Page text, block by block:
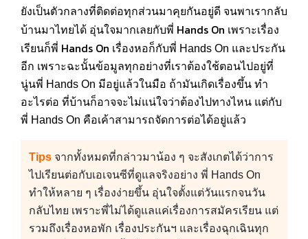
ยังเป็นตัวกลางที่ติดต่อทุกส่วนมาคุยกันอยู่ดี จนพาเรากลับ
บ้านมาไทยได้ อุ่นใจมากเลยกับพี่ Hands On เพราะเรื่อง
เรียนก็พี่ Hands On เรื่องหอก็กับพี่ Hands On และประกัน
อีก เพราะฉะนั้นข้อมูลทุกอย่างที่เราต้องใช้ตอนไปอยู่ที่
นู่นพี่ Hands On มีอยู่แล้วในมือ ถ้ามันเกิดเรื่องขึ้น ทำ
อะไรต่อ ที่บ้านก็อาจจะไม่แน่ใจว่าต้องไปทางไหน แต่กับ
พี่ Hands On คือเค้าสามารถจัดการต่อได้อยู่แล้ว
Tips จากทั้งหมดที่กล่าวมาน้อง ๆ จะสังเกตได้ว่าการ
ไปเรียนต่อกับเอเจนซีที่ดูแลจริงอย่าง พี่ Hands On
ทำให้หลาย ๆ เรื่องง่ายขึ้น อุ่นใจตั้งแต่วันแรกจนวัน
กลับไทย เพราะพี่ไม่ได้ดูแลแค่เรื่องการสมัครเรียน แต่
รวมถึงเรื่องหอพัก เรื่องประกันฯ และเรื่องฉุกเฉินทุก